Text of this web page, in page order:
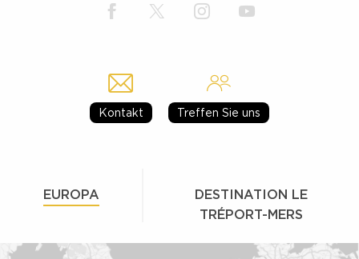
Kontakt Treffen Sie uns
EUROPA
DESTINATION LE
TRÉPORT-MERS